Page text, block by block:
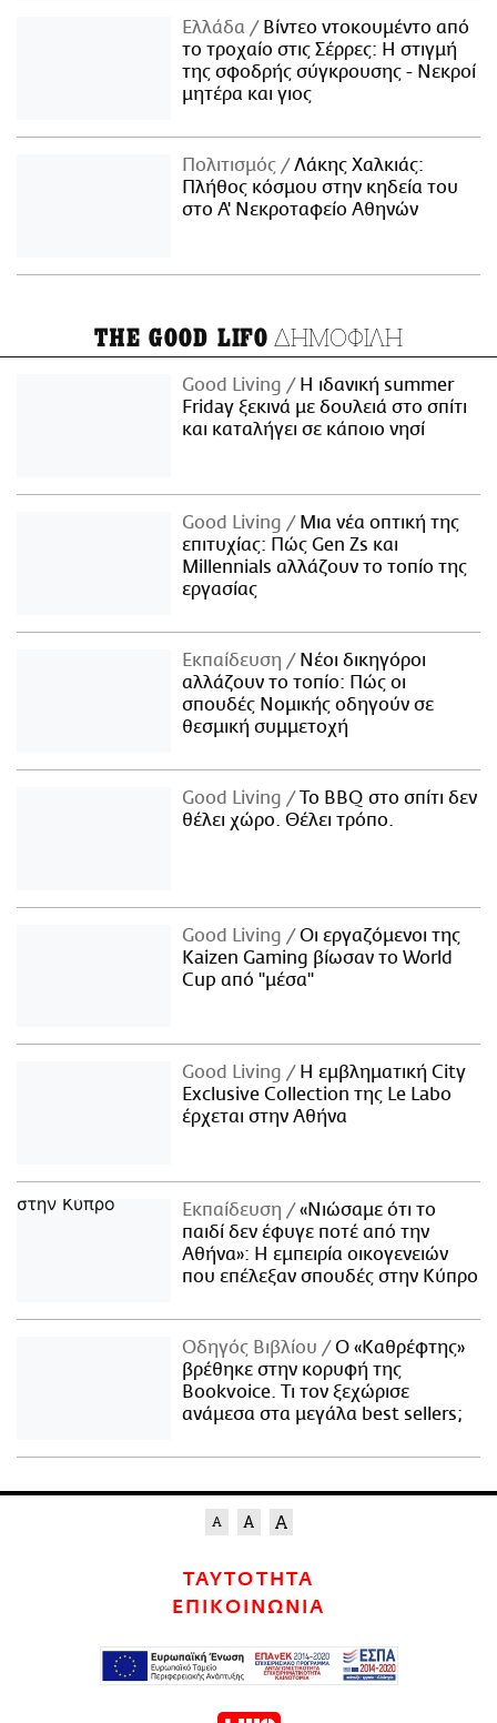
Ελλάδα
Βίντεο ντοκουμέντο από
το τροχαίο στις Σέρρες: Η στιγμή
της σφοδρής σύγκρουσης - Νεκροί
μητέρα και γιος
Πολιτισμός
Λάκης Χαλκιάς:
Πλήθος κόσμου στην κηδεία του
στο Α' Νεκροταφείο Αθηνών
THE GOOD LIFO ΔΗΜΟΦΙΛΗ
Good Living
Η ιδανική summer
Friday ξεκινά με δουλειά στο σπίτι
και καταλήγει σε κάποιο νησί
Good Living
Μια νέα οπτική της
επιτυχίας: Πώς Gen Zs και
Millennials αλλάζουν το τοπίο της
εργασίας
Εκπαίδευση
Νέοι δικηγόροι
αλλάζουν το τοπίο: Πώς οι
σπουδές Νομικής οδηγούν σε
θεσμική συμμετοχή
Good Living
Το BBQ στο σπίτι δεν
θέλει χώρο. Θέλει τρόπο.
Good Living
Οι εργαζόμενοι της
Kaizen Gaming βίωσαν το World
Cup από "μέσα"
Good Living
Η εμβληματική City
Exclusive Collection της Le Labo
έρχεται στην Αθήνα
Εκπαίδευση
«Νιώσαμε ότι το
παιδί δεν έφυγε ποτέ από την
Αθήνα»: Η εμπειρία οικογενειών
που επέλεξαν σπουδές στην Κύπρο
Οδηγός Βιβλίου
Ο «Καθρέφτης»
βρέθηκε στην κορυφή της
Bookvoice. Τι τον ξεχώρισε
ανάμεσα στα μεγάλα best sellers;
ΤΑΥΤΟΤΗΤΑ
ΕΠΙΚΟΙΝΩΝΙΑ